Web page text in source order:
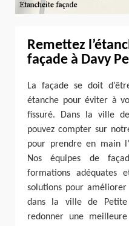
Remettez
façade à Davy
La façade se doit
étanche pour éviter à
fissuré. Dans la ville
pouvez compter sur
pour prendre en main
Nos équipes de
formations adéquates
solutions pour
dans la ville de Petite
redonner une